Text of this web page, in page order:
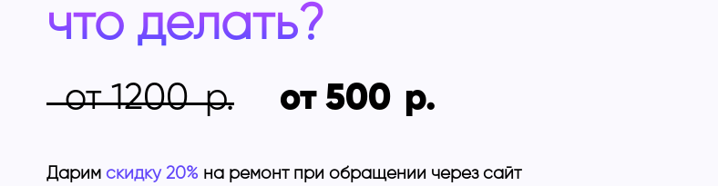
что делать?
от 1200 от 500
Дарим скидку 20% на ремонт при обращении через сайт